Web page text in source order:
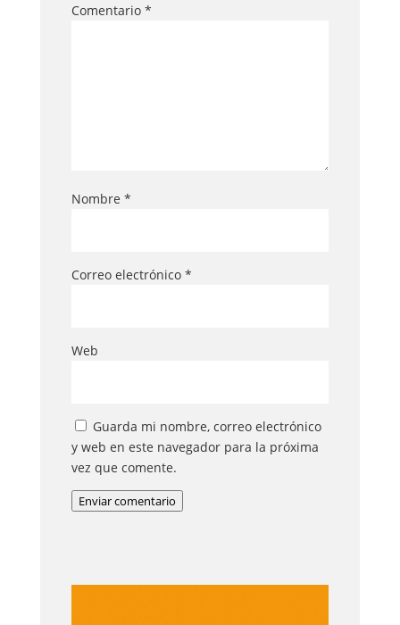
Comentario *
Nombre *
Correo electrónico *
Web
Guarda mi nombre, correo electrónico
y web en este navegador para la próxima
vez que comente.
Enviar comentario